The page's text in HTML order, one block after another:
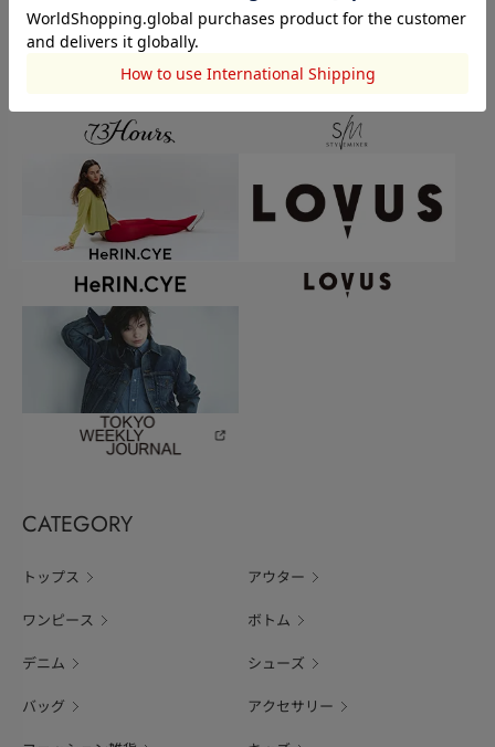
CATEGORY
トップス アウター
ワンピース ボトム
デニム シューズ
バッグ アクセサリー